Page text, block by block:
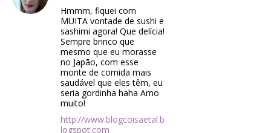
Hmmm, fiquei com
MUITA vontade de sushi e
sashimi agora! Que delícia!
Sempre brinco que
mesmo que eu morasse
no Japão, com esse
monte de comida mais
saudável que eles têm, eu
seria gordinha haha Amo
muito!
http://www.blogcoisaetal.b
logspot.com